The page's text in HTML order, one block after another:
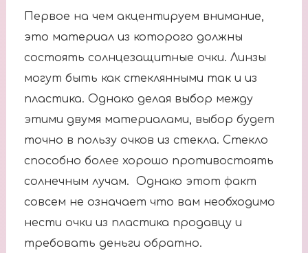
Первое на чем акцентируем внимание,
это материал из которого должны
состоять солнцезащитные очки. Линзы
могут быть как стеклянными так и из
пластика. Однако делая выбор между
этими двумя материалами, выбор будет
точно в пользу очков из стекла. Стекло
способно более хорошо противостоять
солнечным лучам. Однако этот факт
совсем не означает что вам необходимо
нести очки из пластика продавцу и
требовать деньги обратно.